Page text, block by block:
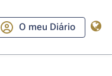
O meu Diário